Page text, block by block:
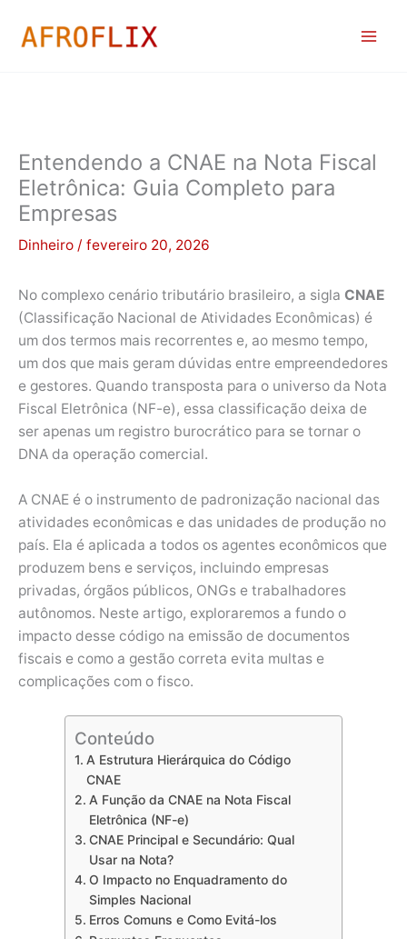
para
Entendendo a CNAE na Nota Fiscal
Eletrônica: Guia Completo para
Empresas
Dinheiro / fevereiro 20, 2026
No complexo cenário tributário brasileiro, a sigla CNAE
(Classificação Nacional de Atividades Econômicas) é
um dos termos mais recorrentes e, ao mesmo tempo,
um dos que mais geram dúvidas entre empreendedores
e gestores. Quando transposta para o universo da Nota
Fiscal Eletrônica (NF-e), essa classificação deixa de
ser apenas um registro burocrático para se tornar o
DNA da operação comercial.
A CNAE é o instrumento de padronização nacional das
atividades econômicas e das unidades de produção no
país. Ela é aplicada a todos os agentes econômicos que
produzem bens e serviços, incluindo empresas
privadas, órgãos públicos, ONGs e trabalhadores
autônomos. Neste artigo, exploraremos a fundo o
impacto desse código na emissão de documentos
fiscais e como a gestão correta evita multas e
complicações com o fisco.
Conteúdo
A Estrutura Hierárquica do Código
CNAE
A Função da CNAE na Nota Fiscal
Eletrônica (NF-e)
CNAE Principal e Secundário: Qual
Usar na Nota?
O Impacto no Enquadramento do
Simples Nacional
Erros Comuns e Como Evitá-los